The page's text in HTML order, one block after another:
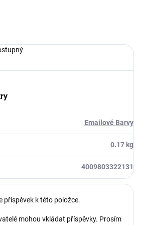
Emailové Barvy
0.17 kg
4009803322131
příspěvek k této položce.
mohou vkládat příspěvky. Prosím